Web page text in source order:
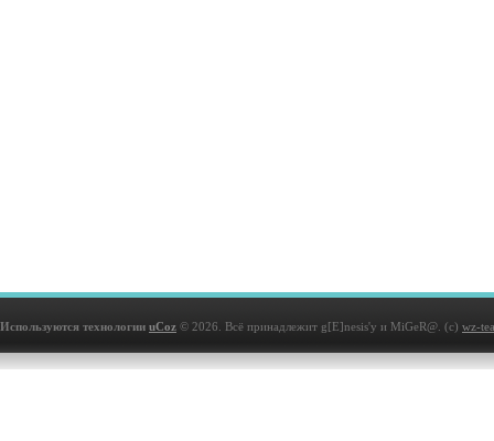
Используются технологии uCoz © 2026. Всё принадлежит g[E]nesis'у и MiGeR@. (с) wz-